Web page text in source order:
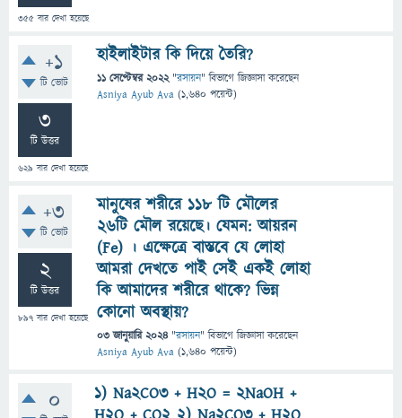
355 বার দেখা হয়েছে
+1
টি ভোট
3
টি উত্তর
629 বার দেখা হয়েছে
হাইলাইটার কি দিয়ে তৈরি?
11 সেপ্টেম্বর 2022 "রসায়ন" বিভাগে জিজ্ঞাসাকরেছেন
Asniya Ayub Ava (1,640 পয়েন্ট)
+3
টি ভোট
2
টি উত্তর
897 বার দেখা হয়েছে
মানুষের শরীরে ১১৮ টি মৌলের
২৬টি মৌল রয়েছে। যেমন: আয়রন
(Fe) । এক্ষেত্রে বাস্তবে যে লোহা
আমরা দেখতে পাই সেই একই লোহা
কি আমাদের শরীরে থাকে? ভিন্ন
কোনো অবস্থায়?
03 জানুয়ারি 2024 "রসায়ন" বিভাগে জিজ্ঞাসাকরেছেন
Asniya Ayub Ava (1,640 পয়েন্ট)
0
1) Na2CO3 + H2O = 2NaOH +